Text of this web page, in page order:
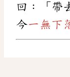
回：「帶
今一無下